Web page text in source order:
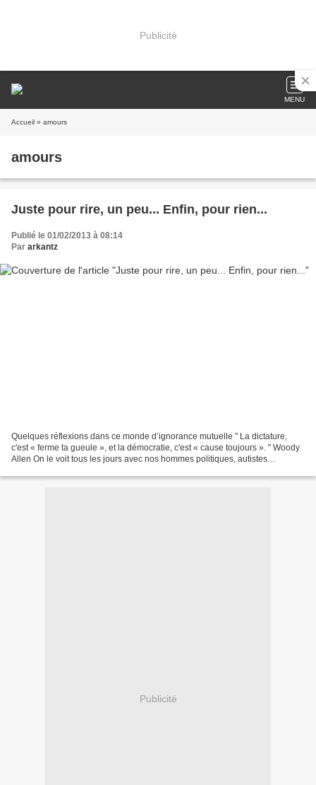
Publicité
MENU
Accueil » amours
amours
Juste pour rire, un peu... Enfin, pour rien...
Publié le 01/02/2013 à 08:14
Par arkantz
Quelques réflexions dans ce monde d’ignorance mutuelle " La dictature,
c'est « ferme ta gueule », et la démocratie, c'est « cause toujours ». " Woody
Allen On le voit tous les jours avec nos hommes politiques, autistes
Publicité